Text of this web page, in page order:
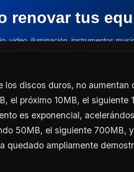
discos duros, no aumentan
el próximo 10MB, el siguiente
es exponencial,
50MB, el siguiente 700MB,
quedado ampliamente